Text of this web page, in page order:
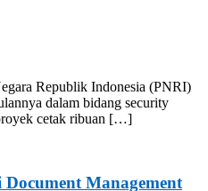
Republik Indonesia (PNRI)
dalam bidang security
cetak ribuan […]
Management